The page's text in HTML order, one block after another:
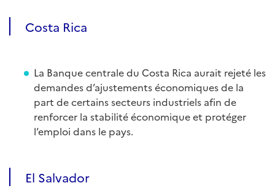
Costa Rica
La Banque centrale du Costa Rica aurait rejeté les
demandes d’ajustements économiques de la
part de certains secteurs industriels afin de
renforcer la stabilité économique et protéger
l’emploi dans le pays.
El Salvador